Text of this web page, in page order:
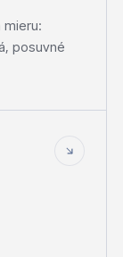
mieru:
posuvné